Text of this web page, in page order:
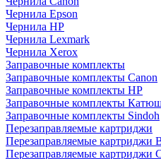
Чернила Epson
Чернила HP
Чернила Lexmark
Чернила Xerox
Заправочные комплекты
Заправочные комплекты Canon
Заправочные комплекты HP
Заправочные комплекты
Заправочные комплекты Sindoh
Перезаправляемые картриджи
Перезаправляемые картриджи
Перезаправляемые картриджи